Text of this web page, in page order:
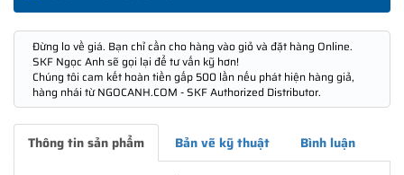
Đừng lo về giá. Bạn chỉ cần cho hàng vào giỏ và đặt hàng Online.
SKF Ngọc Anh sẽ gọi lại để tư vấn kỹ hơn!
Chúng tôi cam kết hoàn tiền gấp 500 lần nếu phát hiện hàng giả,
hàng nhái từ NGOCANH.COM - SKF Authorized Distributor.
Thông tin sản phẩm Bản vẽ kỹ thuật Bình luận